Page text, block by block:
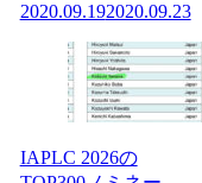
2020.09.192020.09.23
IAPLC 2026の